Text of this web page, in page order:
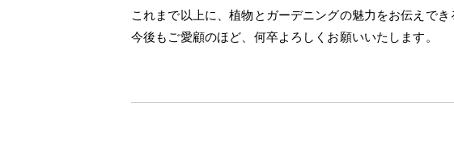
これまで以上に、植物とガーデニングの魅力をお伝えでき
今後もご愛顧のほど、何卒よろしくお願いいたします。